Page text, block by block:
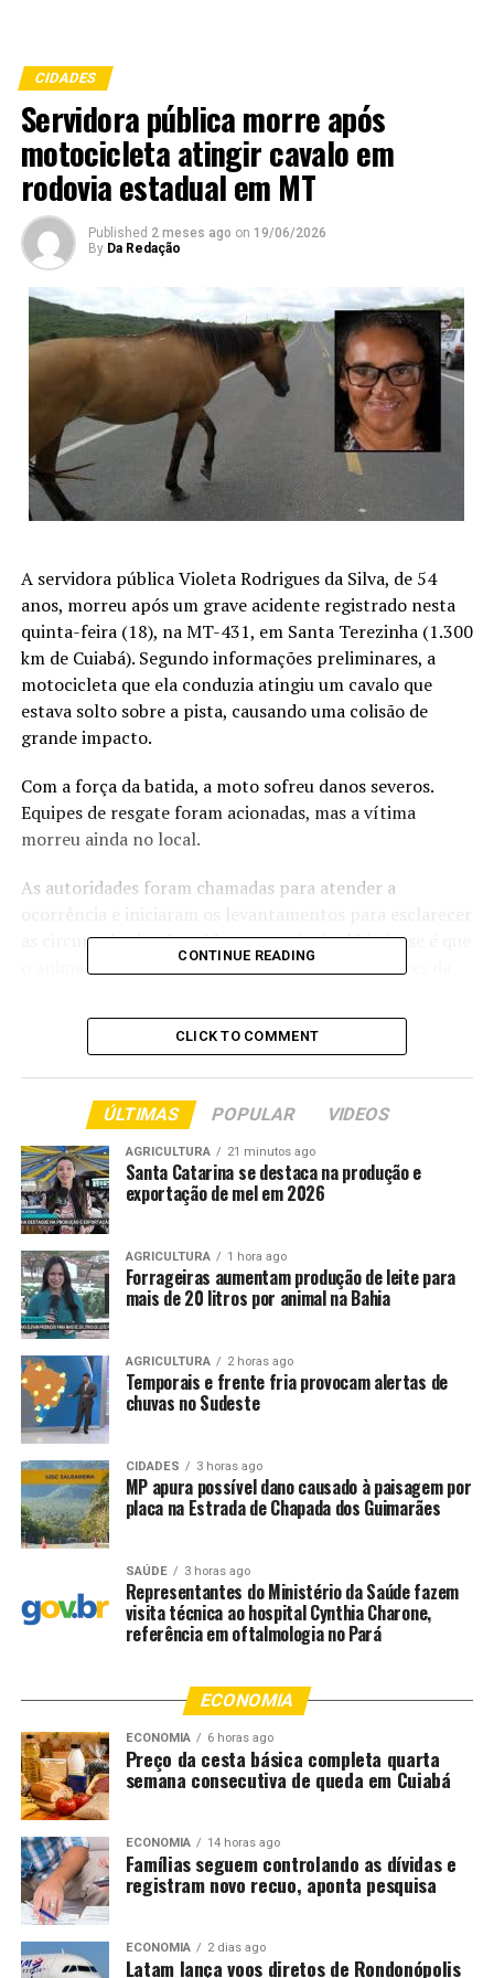
CIDADES
Servidora pública morre após
motocicleta atingir cavalo em
rodovia estadual em MT
Published 2 meses ago on 19/06/2026
By Da Redação
A servidora pública Violeta Rodrigues da Silva, de 54
anos, morreu após um grave acidente registrado nesta
quinta-feira (18), na MT-431, em Santa Terezinha (1.300
km de Cuiabá). Segundo informações preliminares, a
motocicleta que ela conduzia atingiu um cavalo que
estava solto sobre a pista, causando uma colisão de
grande impacto.
Com a força da batida, a moto sofreu danos severos.
Equipes de resgate foram acionadas, mas a vítima
morreu ainda no local.
As autoridades foram chamadas para atender a
ocorrência e iniciaram os levantamentos para esclarecer
as circunstâncias do acidente. A principal hipótese é que
o animal tenha invadido a rodovia momentos antes da
O caso reacende o alerta sobre os riscos provocados
que frequentemente resulta em acidentes graves e até
O corpo da servidora foi encaminhado para os
procedimentos legais, enquanto as investigações
seguem para identificar o responsável pelo animal e
apurar eventuais responsabilidades pelo ocorrido.
Em nota, a subsede do Sindicato dos Trabalhadores no
Ensino Público de Mato Grosso (Sintep-MT) lamentou a
morte da servidora.
Comentários
RELATED TOPICS: APÓS ATINGIR CAVALO
CUIABÁ
CUIABA..CBA
DESTAQUE ESTADUAL
MORRE
MOTOCICLETA
Recuperação de asfalto entra na reta final e obras
avançam para meio-fio, calçada e sinalização
Brasil na Copa do Mundo
CONTINUE READING
CLICK TO COMMENT
ÚLTIMAS POPULAR VIDEOS
AGRICULTURA 21 minutos ago
Santa Catarina se destaca na produção e
exportação de mel em 2026
AGRICULTURA 1 hora ago
Forrageiras aumentam produção de leite para
mais de 20 litros por animal na Bahia
AGRICULTURA 2 horas ago
Temporais e frente fria provocam alertas de
chuvas no Sudeste
CIDADES 3 horas ago
MP apura possível dano causado à paisagem por
placa na Estrada de Chapada dos Guimarães
SAÚDE 3 horas ago
Representantes do Ministério da Saúde fazem
visita técnica ao hospital Cynthia Charone,
referência em oftalmologia no Pará
ECONOMIA
ECONOMIA 6 horas ago
Preço da cesta básica completa quarta
semana consecutiva de queda em Cuiabá
ECONOMIA 14 horas ago
Famílias seguem controlando as dívidas e
registram novo recuo, aponta pesquisa
ECONOMIA 2 dias ago
Latam lança voos diretos de Rondonópolis